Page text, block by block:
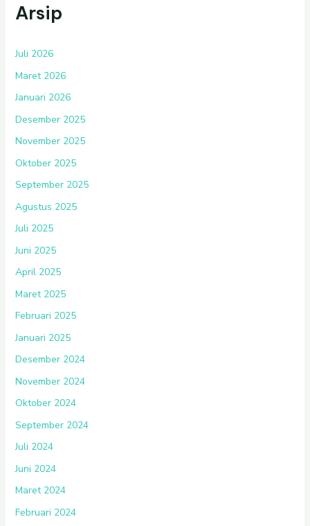
Arsip
Juli 2026
Maret 2026
Januari 2026
Desember 2025
November 2025
Oktober 2025
September 2025
Agustus 2025
Juli 2025
Juni 2025
April 2025
Maret 2025
Februari 2025
Januari 2025
Desember 2024
November 2024
Oktober 2024
September 2024
Juli 2024
Juni 2024
Maret 2024
Februari 2024